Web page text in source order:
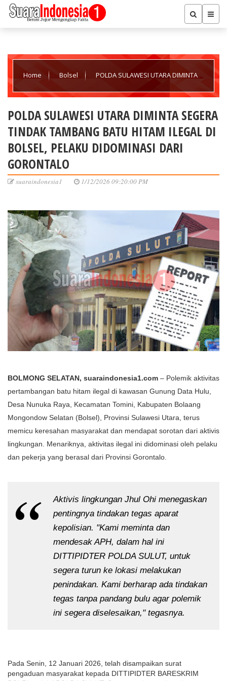
Home Bolsel POLDA SULAWESI UTARA DIMINTA
DIDOMINASI DARI GORONTALO
POLDA SULAWESI UTARA DIMINTA SEGERA
TINDAK TAMBANG BATU HITAM ILEGAL DI
BOLSEL, PELAKU DIDOMINASI DARI
GORONTALO
suaraindonesia1 1/12/2026 09:20:00 PM
BOLMONG SELATAN, suaraindonesia1.com – Polemik aktivitas
pertambangan batu hitam ilegal di kawasan Gunung Data Hulu,
Desa Nunuka Raya, Kecamatan Tomini, Kabupaten Bolaang
Mongondow Selatan (Bolsel), Provinsi Sulawesi Utara, terus
memicu keresahan masyarakat dan mendapat sorotan dari aktivis
lingkungan. Menariknya, aktivitas ilegal ini didominasi oleh pelaku
dan pekerja yang berasal dari Provinsi Gorontalo.
Aktivis lingkungan Jhul Ohi menegaskan
pentingnya tindakan tegas aparat
kepolisian. "Kami meminta dan
mendesak APH, dalam hal ini
DITTIPIDTER POLDA SULUT, untuk
segera turun ke lokasi melakukan
penindakan. Kami berharap ada tindakan
tegas tanpa pandang bulu agar polemik
ini segera diselesaikan," tegasnya.
Pada Senin, 12 Januari 2026, telah disampaikan surat
pengaduan masyarakat kepada DITTIPIDTER BARESKRIM